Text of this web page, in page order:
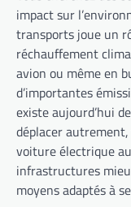
impact sur
transports joue un
réchauffement
avion ou même en
d’importantes
existe aujourd’hui
déplacer
voiture électrique
infrastructures
moyens adaptés à